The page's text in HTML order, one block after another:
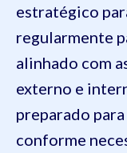
estratégico
regularmente
alinhado com
externo e
preparado
conforme